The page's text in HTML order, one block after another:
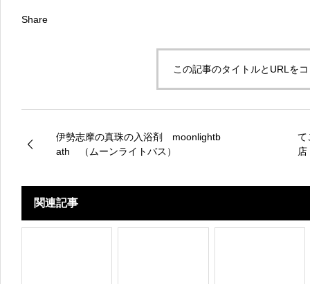
Share
この記事のタイトルとURLを
伊勢志摩の真珠の入浴剤 moonlightb
ath （ムーンライトバス​）
て
関連記事